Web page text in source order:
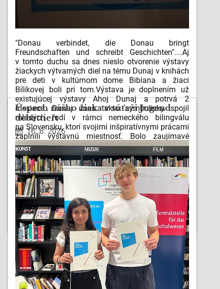
"Donau verbindet, die Donau bringt
Freundschaften und schreibt Geschichten"....Aj
v tomto duchu sa dnes nieslo otvorenie výstavy
žiackych výtvarných diel na tému Dunaj v knihách
pre deti v kultúrnom dome Bibiana a žiaci
Bílikovej boli pri tom.Výstava je doplnením už
existujúcej výstavy Ahoj Dunaj a potrvá 2
mesiace. Dunaj dnes takto symbolicky spojil
mladých ľudí v rámci nemeckého bilingválu
na Slovensku, ktorí svojimi inšpiratívnymi prácami
zaplnili výstavnú miestnosť. Bolo zaujímavé
sledovať ako sa s témou popasovali , kým menšie
deti "kreslili " príbehy plné fantázie, teenageri
znázornili aj ekologické problémy. Vďaka patrí
nielen všetkým žiakom našej školy, ktorí sa
na projekte podielali ale aj našej kolegyni Karin
Schädlich, ktorá nás do projektu zapojila.
VÝSTAVA
DUNAJ
V
KNIHÁCH
PRE
DETI
V
BIBIANE:
ČÍTAŤ VIAC
Úspech nášho žiaka v súťaži Jugend
debattiert
16. 6. 2026